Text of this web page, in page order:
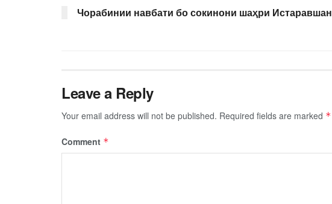
Чорабинии навбати бо сокинони шаҳри Истаравшан
Leave a Reply
Your email address will not be published. Required fields are marked *
Comment *